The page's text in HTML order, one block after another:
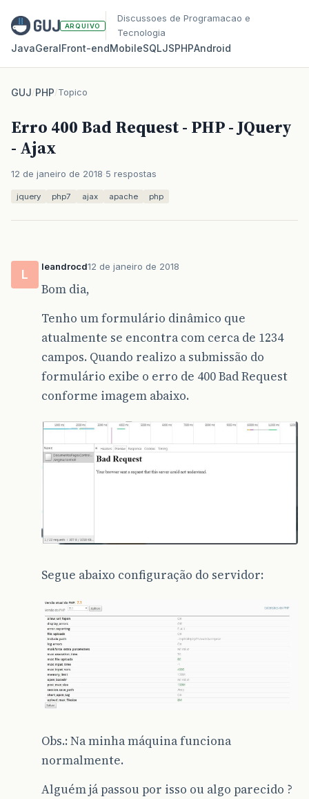
ARQUIVO
Discussoes de Programacao e
Tecnologia
JavaGeralFront‑endMobileSQLJSPHPAndroid
GUJ/PHP/Topico
Erro 400 Bad Request - PHP - JQuery
- Ajax
12 de janeiro de 2018 5 respostas
jquery php7 ajax apache php
L
leandrocd12 de janeiro de 2018
Bom dia,
Tenho um formulário dinâmico que
atualmente se encontra com cerca de 1234
campos. Quando realizo a submissão do
formulário exibe o erro de 400 Bad Request
conforme imagem abaixo.
Segue abaixo configuração do servidor:
Obs.: Na minha máquina funciona
normalmente.
Alguém já passou por isso ou algo parecido ?